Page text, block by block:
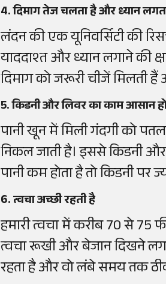
4. दिमाग तेज चलता है और ध्यान
लंदन की एक यूनिवर्सिटी की
याददाश्त और ध्यान लगाने की
दिमाग को जरूरी चीजें मिलती
5. किडनी और लिवर का काम आसान
पानी खून में मिली गंदगी को
निकल जाती है। इससे किडनी
पानी कम होता है तो किडनी पर
6. त्वचा अच्छी रहती है
हमारी त्वचा में करीब 70 से 75
त्वचा रूखी और बेजान दिखने
रहता है और वो लंबे समय तक